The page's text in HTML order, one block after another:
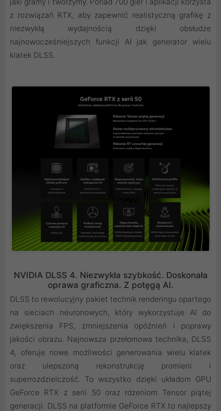
z rozwiązań RTX, aby zapewnić realistyczną grafikę z
niezwykłą wydajnością dzięki obsłudze
najnowocześniejszych funkcji AI jak generator wielu
klatek DLSS.
NVIDIA DLSS 4. Niezwykła szybkość. Doskonała
oprawa graficzna. Z potęgą AI.
DLSS to rewolucyjny pakiet technik renderingu opartego
na sieciach neuronowych, który wykorzystuje AI do
zwiększenia FPS, zmniejszenia opóźnień i poprawy
jakości obrazu. ‌Najnowsza przełomowa technika, DLSS
4, oferuje nowe możliwości generowania wielu klatek
oraz ulepszoną rekonstrukcję promieni i
superrozdzielczość. To wszystko dzięki układom GPU
GeForce RTX z serii 50 oraz rdzeniom Tensor piątej
generacji. DLSS na platformie GeForce RTX to najlepszy